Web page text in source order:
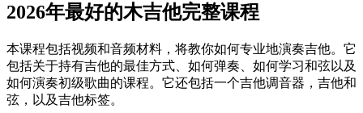
2026年最好的木吉他完整课程
本课程包括视频和音频材料，将教你如何专业地演奏吉他。它
包括关于持有吉他的最佳方式、如何弹奏、如何学习和弦以及
如何演奏初级歌曲的课程。它还包括一个吉他调音器，吉他和
弦，以及吉他标签。